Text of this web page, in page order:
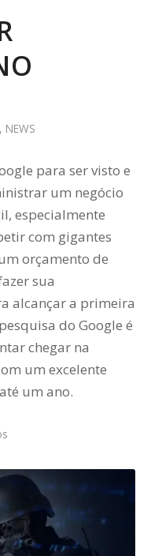
NEWS
para ser visto e
um negócio
especialmente
com gigantes
orçamento de
sua
alcançar a primeira
do Google é
chegar na
um excelente
um ano.